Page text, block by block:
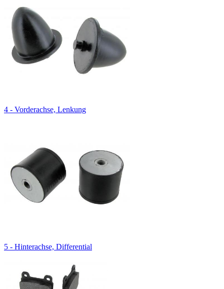
4 - Vorderachse, Lenkung
5 - Hinterachse, Differential